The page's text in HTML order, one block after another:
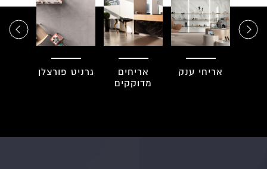
אריחי ענק
אריחים
מדוקקים
גרניט פורצלן